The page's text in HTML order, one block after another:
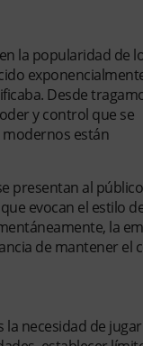
la popularidad de
Desde
y control que se
modernos están
presentan al
evocan el estilo
la
de mantener el
la necesidad de